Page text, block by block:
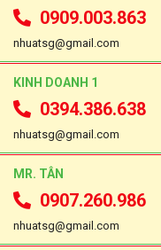
0909.003.863
nhuatsg@gmail.com
KINH DOANH 1
0394.386.638
nhuatsg@gmail.com
MR. TÂN
0907.260.986
nhuatsg@gmail.com